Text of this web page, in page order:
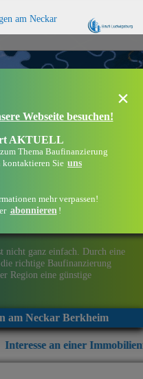
am Neckar
nicht ganz einfach. Durch eine
richtige Baufinanzierung
Region eine günstige
am Neckar Berkheim
einer
×
Webseite besuchen!
AKTUELL
Thema Baufinanzierung
kontaktieren Sie uns
mehr verpassen!
abonnieren !